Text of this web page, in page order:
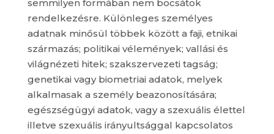
semmilyen formában nem bocsátok
rendelkezésre. Különleges személyes
adatnak minősül többek között a faji, etnikai
származás; politikai vélemények; vallási és
világnézeti hitek; szakszervezeti tagság;
genetikai vagy biometriai adatok, melyek
alkalmasak a személy beazonosítására;
egészségügyi adatok, vagy a szexuális élettel
illetve szexuális irányultsággal kapcsolatos